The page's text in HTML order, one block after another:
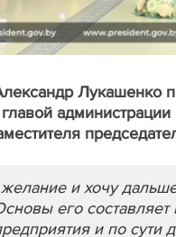
Лукашенко
и хочу
его
и по